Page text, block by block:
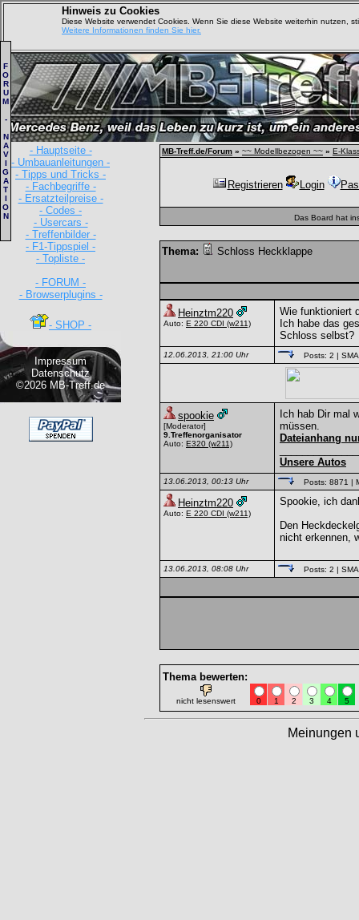
Hinweis zu Cookies
Diese Website verwendet Cookies. Wenn Sie diese Website weiterhin nutzen,
Weitere Informationen finden Sie hier.
- Hauptseite -
- Umbauanleitungen -
- Tipps und Tricks -
- Fachbegriffe -
- Ersatzteilpreise -
- Codes -
- Usercars -
- Treffenbilder -
- F1-Tippspiel -
- Topliste -
- FORUM -
- Browserplugins -
- SHOP -
Impressum
Datenschutz
©2026 MB-Treff.de
F
O
R
U
M
-
N
A
V
I
G
A
T
I
O
N
MB-Treff.de/Forum » ~~ Modellbezogen ~~ » E-
Registrieren Login
Das Board hat
Thema: Schloss Heckklappe
Heinztm220
Auto: E 220 CDI (w211)
Wie funktioniert
Ich habe das
Schloss selbst?
12.06.2013, 21:00 Uhr Posts: 2 |
spookie
[Moderator]
9.Treffenorganisator
Auto: E320 (w211)
Ich hab Dir mal
müssen.
Dateianhang
Unsere Autos
13.06.2013, 00:13 Uhr Posts: 8871 |
Heinztm220
Auto: E 220 CDI (w211)
Spookie, ich
Den
nicht erkennen,
13.06.2013, 08:08 Uhr Posts: 2 |
Thema bewerten:
nicht lesenswert 0 1 2 3 4 5
Meinungen